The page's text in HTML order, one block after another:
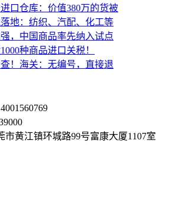
口仓库：价值380万的货被
地：纺织、汽配、化工等
，中国商品率先纳入试点
种商品进口关税！
！海关：无编号，直接退
市黄江镇环城路99号富康大厦1107室